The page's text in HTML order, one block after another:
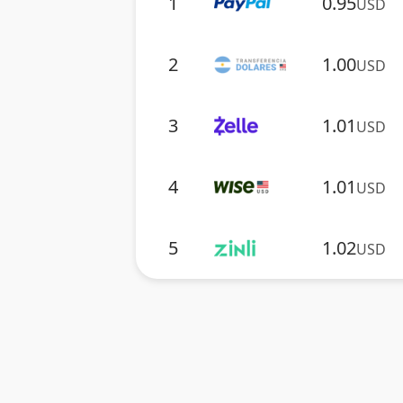
USD
2 1.00USD
3 1.01 USD
4 1.01 USD
5 1.02USD